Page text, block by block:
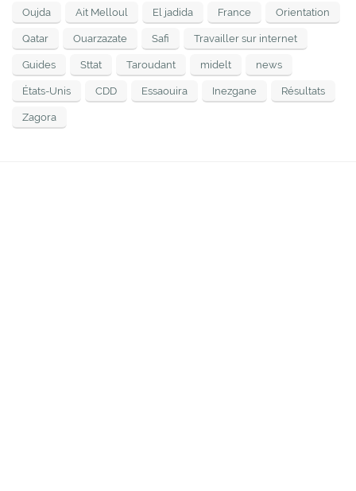
Oujda Ait Melloul El jadida France Orientation
Qatar Ouarzazate Safi Travailler sur internet
Guides Sttat Taroudant midelt news
États-Unis CDD Essaouira Inezgane Résultats
Zagora